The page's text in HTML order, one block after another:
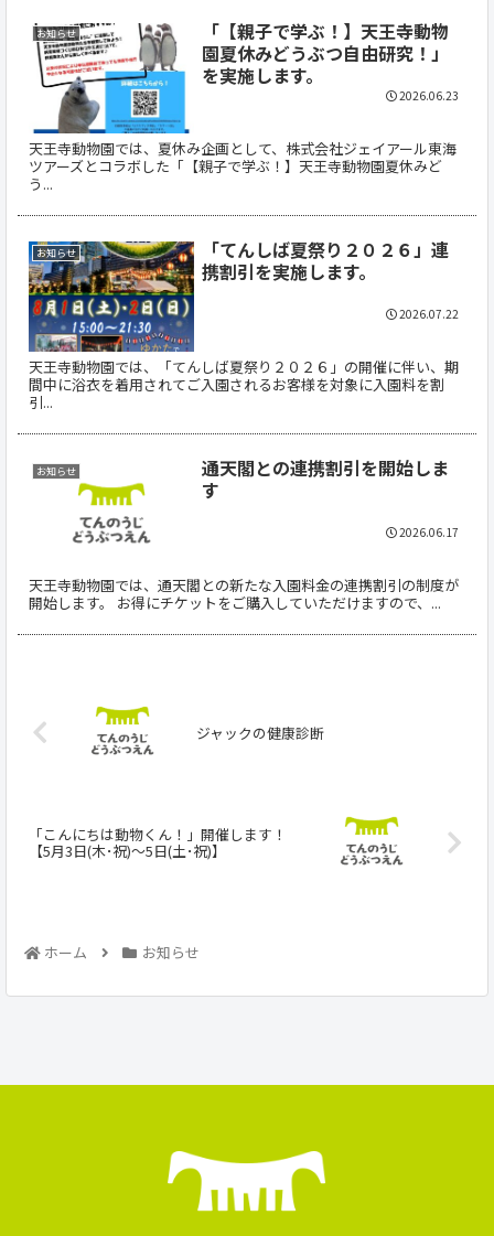
お知らせ
「【親子で学ぶ！】天王寺動物
園夏休みどうぶつ自由研究！」
を実施します。
天王寺動物園では、夏休み企画として、株式会社ジェイアール東海
ツアーズとコラボした「【親子で学ぶ！】天王寺動物園夏休みど
う...
2026.06.23
お知らせ
「てんしば夏祭り２０２６」連
携割引を実施します。
天王寺動物園では、「てんしば夏祭り２０２６」の開催に伴い、期
間中に浴衣を着用されてご入園されるお客様を対象に入園料を割
引...
2026.07.22
お知らせ
通天閣との連携割引を開始しま
す
天王寺動物園では、通天閣との新たな入園料金の連携割引の制度が
開始します。 お得にチケットをご購入していただけますので、...
2026.06.17
ジャックの健康診断
「こんにちは動物くん！」開催します！
【5月3日(木･祝)～5日(土･祝)】
ホーム お知らせ